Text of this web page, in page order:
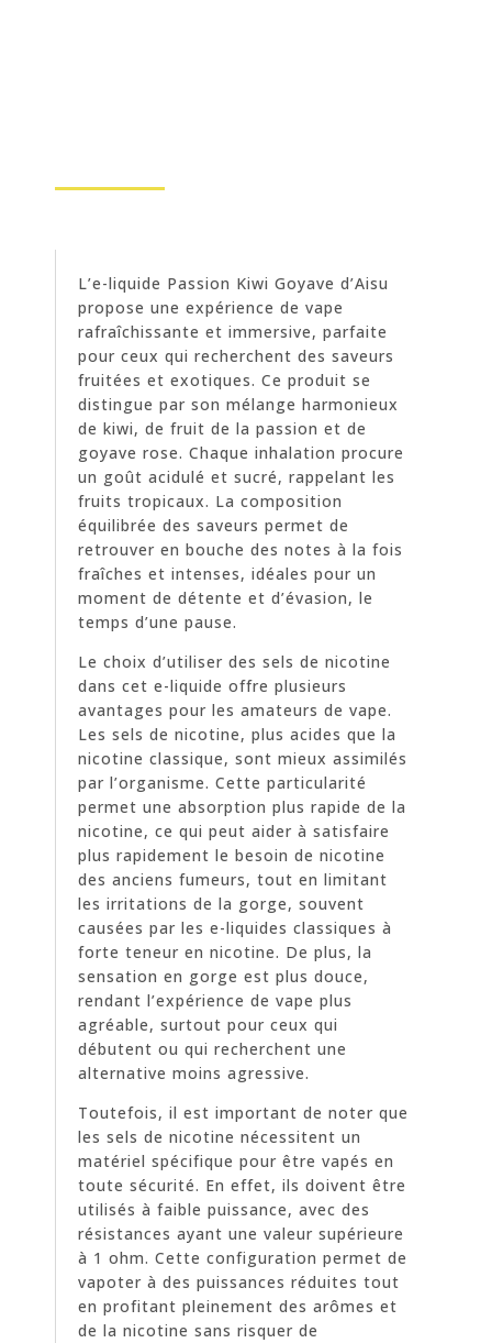
L’e-liquide Passion Kiwi Goyave d’Aisu
propose une expérience de vape
rafraîchissante et immersive, parfaite
pour ceux qui recherchent des saveurs
fruitées et exotiques. Ce produit se
distingue par son mélange harmonieux
de kiwi, de fruit de la passion et de
goyave rose. Chaque inhalation procure
un goût acidulé et sucré, rappelant les
fruits tropicaux. La composition
équilibrée des saveurs permet de
retrouver en bouche des notes à la fois
fraîches et intenses, idéales pour un
moment de détente et d’évasion, le
temps d’une pause.
Le choix d’utiliser des sels de nicotine
dans cet e-liquide offre plusieurs
avantages pour les amateurs de vape.
Les sels de nicotine, plus acides que la
nicotine classique, sont mieux assimilés
par l’organisme. Cette particularité
permet une absorption plus rapide de la
nicotine, ce qui peut aider à satisfaire
plus rapidement le besoin de nicotine
des anciens fumeurs, tout en limitant
les irritations de la gorge, souvent
causées par les e-liquides classiques à
forte teneur en nicotine. De plus, la
sensation en gorge est plus douce,
rendant l’expérience de vape plus
agréable, surtout pour ceux qui
débutent ou qui recherchent une
alternative moins agressive.
Toutefois, il est important de noter que
les sels de nicotine nécessitent un
matériel spécifique pour être vapés en
toute sécurité. En effet, ils doivent être
utilisés à faible puissance, avec des
résistances ayant une valeur supérieure
à 1 ohm. Cette configuration permet de
vapoter à des puissances réduites tout
en profitant pleinement des arômes et
de la nicotine sans risquer de